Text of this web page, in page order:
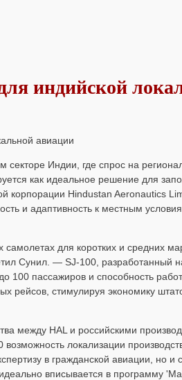
индийской
Индии, где спрос на
как идеальное решение для
корпорации Hindustan Aeronautics
и адаптивность к местным
для коротких и средних
Сунил. — SJ-100, разработанный
100 пассажиров и способность
рейсов, стимулируя экономику
между HAL и российскими
возможность локализации
в гражданской авиации, но и
вписывается в программу